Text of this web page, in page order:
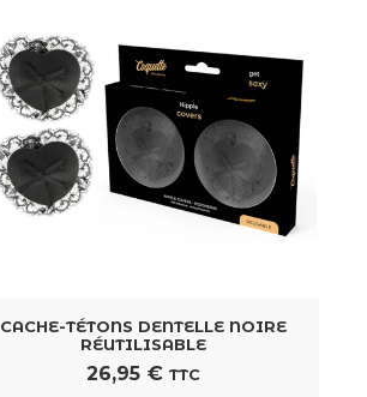
CACHE-TÉTONS DENTELLE NOIRE
RÉUTILISABLE
26,95 € TTC